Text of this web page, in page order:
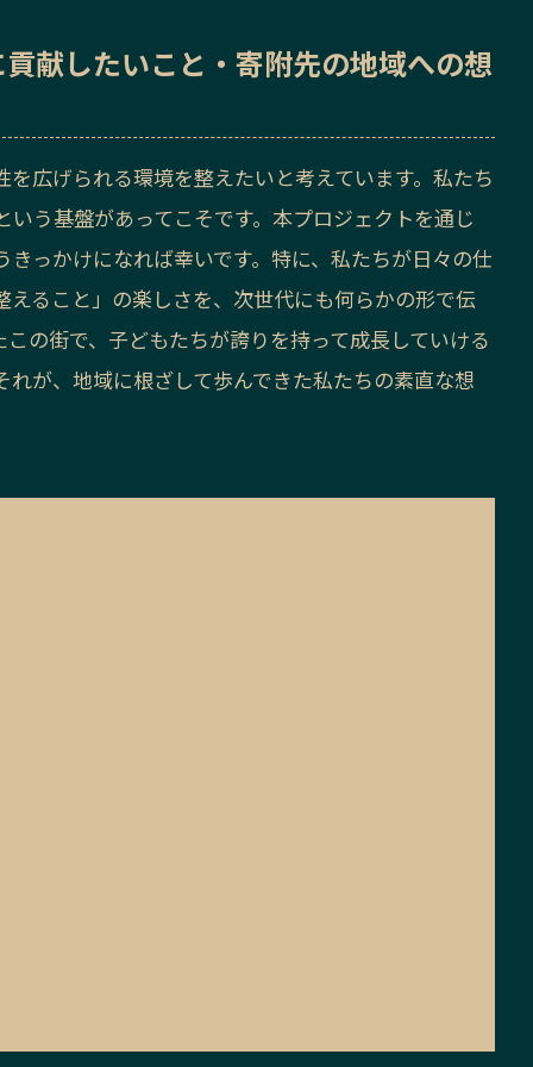
献したいこと・寄附先の地域への想
広げられる環境を整えたいと考えています。私たち
う基盤があってこそです。本プロジェクトを通じ
っかけになれば幸いです。特に、私たちが日々の仕
ること」の楽しさを、次世代にも何らかの形で伝
の街で、子どもたちが誇りを持って成長していける
が、地域に根ざして歩んできた私たちの素直な想